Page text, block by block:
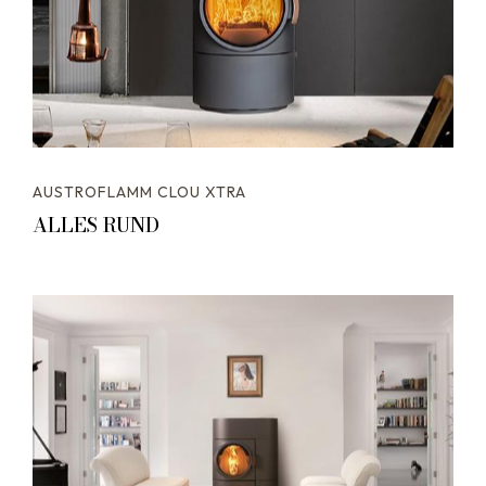
AUSTROFLAMM CLOU XTRA
ALLES RUND